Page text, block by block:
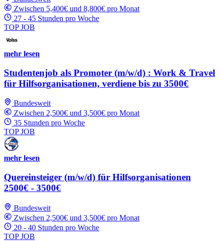
Zwischen 5,400€ und 8,800€ pro Monat
27 - 45 Stunden pro Woche
TOP JOB
mehr lesen
Studentenjob als Promoter (m/w/d) : Work & Travel
für Hilfsorganisationen, verdiene bis zu 3500€
Bundesweit
Zwischen 2,500€ und 3,500€ pro Monat
35 Stunden pro Woche
TOP JOB
mehr lesen
Quereinsteiger (m/w/d) für Hilfsorganisationen
2500€ - 3500€
Bundesweit
Zwischen 2,500€ und 3,500€ pro Monat
20 - 40 Stunden pro Woche
TOP JOB